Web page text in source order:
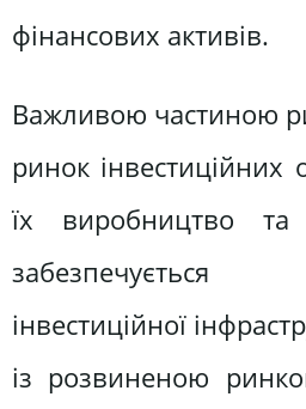
фінансових активів.
Важливою частиною
ринок інвестиційних
їх виробництво
інвестиційної
із розвиненою